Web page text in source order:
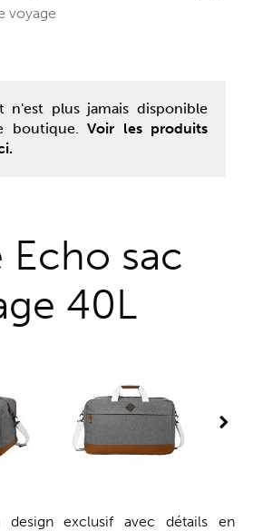
chaque commande
voyage
n'est plus jamais disponible
boutique.Voir les produits
Echo sac
40L
design exclusif avec détails en